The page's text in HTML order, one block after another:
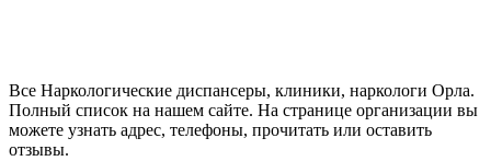
Все Наркологические диспансеры, клиники, наркологи Орла.
Полный список на нашем сайте. На странице организации вы
можете узнать адрес, телефоны, прочитать или оставить
отзывы.